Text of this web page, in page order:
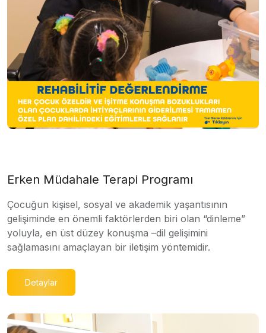
Erken Müdahale Terapi Programı
Çocuğun kişisel, sosyal ve akademik yaşantısının
gelişiminde en önemli faktörlerden biri olan “dinleme”
yoluyla, en üst düzey konuşma –dil gelişimini
sağlamasını amaçlayan bir iletişim yöntemidir.
Detaylar